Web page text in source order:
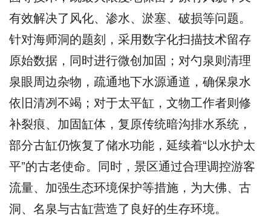
有效解决了风化、渗水、淤塞、破损等问题。
针对海师洞的题刻，采用数字化扫描技术留存
原始数据，同时进行微创加固；对勺泉则清理
泉眼周边杂物，疏通地下水源通道，确保泉水
依旧清冽不竭；对于太平缸，文物工作者则修
补裂痕、加固缸体，复原传统暗沟排水系统，
部分古缸仍恢复了储水功能，延续着“以水护太
平”的古老使命。同时，景区通过合理调控游客
流量、加强生态环境保护等措施，为大佛、古
洞、名泉与古缸营造了良好的生存环境。